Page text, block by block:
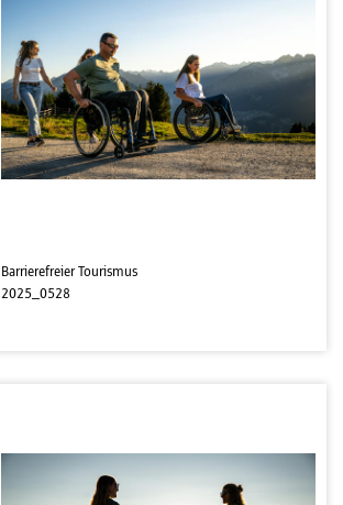
Barrierefreier Tourismus
2025_0528